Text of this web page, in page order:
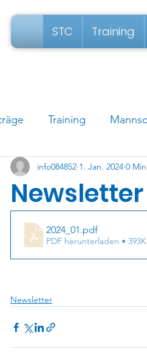
STC Training
Training
Newsletter
info084852 1. Jan. 2024 0
2024_01.pdf
PDF herunterladen •
Newsletter